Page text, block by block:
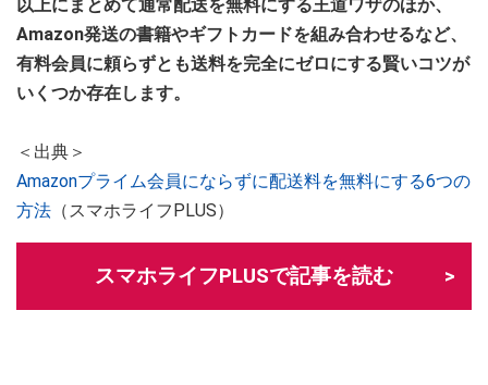
以上にまとめて通常配送を無料にする王道ワザのほか、
Amazon発送の書籍やギフトカードを組み合わせるなど、
有料会員に頼らずとも送料を完全にゼロにする賢いコツが
いくつか存在します。
＜出典＞
Amazonプライム会員にならずに配送料を無料にする6つの
方法 （スマホライフPLUS）
スマホライフPLUSで記事を読む